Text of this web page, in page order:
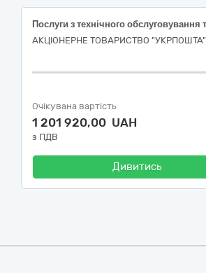
АКЦІОНЕРНЕ ТОВАРИСТВО "УКРПОШТА"
Очікувана вартість
1 201 920,00 UAH
з ПДВ
Дивитись